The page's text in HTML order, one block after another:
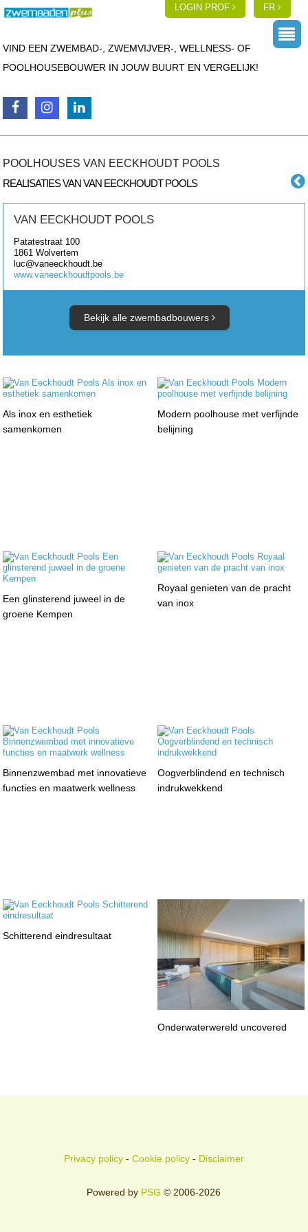
LOGIN PROF FR
VIND EEN ZWEMBAD-, ZWEMVIJVER-, WELLNESS- OF
POOLHOUSEBOUWER IN JOUW BUURT EN VERGELIJK!
POOLHOUSES VAN EECKHOUDT POOLS
REALISATIES VAN VAN EECKHOUDT POOLS
VAN EECKHOUDT POOLS
Patatestraat 100
1861Wolvertem
luc@vaneeckhoudt.be
www.vaneeckhoudtpools.be
Bekijk alle zwembadbouwers
Als inox en esthetiek
samenkomen
Modern poolhouse met verfijnde
belijning
Een glinsterend juweel in de
groene Kempen
Royaal genieten van de pracht
van inox
Binnenzwembad met innovatieve
functies en maatwerk wellness
Oogverblindend en technisch
indrukwekkend
Schitterend eindresultaat
Onderwaterwereld uncovered
Privacy policy- Cookie policy- Disclaimer
Powered by PSG © 2006-2026